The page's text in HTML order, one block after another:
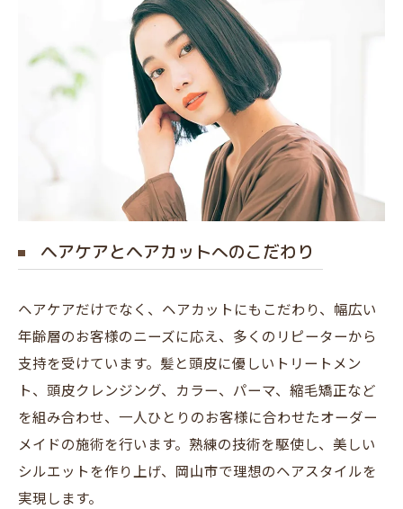
ヘアケアとヘアカットへのこだわり
ヘアケアだけでなく、ヘアカットにもこだわり、幅広い
年齢層のお客様のニーズに応え、多くのリピーターから
支持を受けています。髪と頭皮に優しいトリートメン
ト、頭皮クレンジング、カラー、パーマ、縮毛矯正など
を組み合わせ、一人ひとりのお客様に合わせたオーダー
メイドの施術を行います。熟練の技術を駆使し、美しい
シルエットを作り上げ、岡山市で理想のヘアスタイルを
実現します。